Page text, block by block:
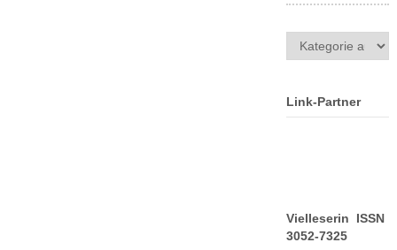
Kategorien
Link-Partner
Vielleserin ISSN
3052-7325